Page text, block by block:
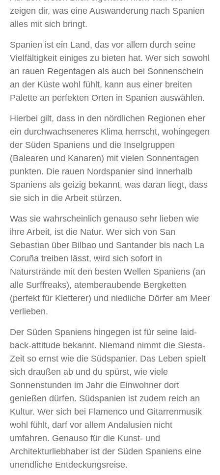
zeigen dir, was eine Auswanderung nach Spanien
alles mit sich bringt.
Spanien ist ein Land, das vor allem durch seine
Vielfältigkeit einiges zu bieten hat. Wer sich sowohl
an rauen Regentagen als auch bei Sonnenschein
an der Küste wohl fühlt, kann aus einer breiten
Palette an perfekten Orten in Spanien auswählen.
Hierbei gilt, dass in den nördlichen Regionen eher
ein durchwachseneres Klima herrscht, wohingegen
der Süden Spaniens und die Inselgruppen
(Balearen und Kanaren) mit vielen Sonnentagen
punkten. Die rauen Nordspanier sind innerhalb
Spaniens als geizig bekannt, was daran liegt, dass
sie sich in die Arbeit stürzen.
Was sie wahrscheinlich genauso sehr lieben wie
ihre Arbeit, ist die Natur. Wer sich von San
Sebastian über Bilbao und Santander bis nach La
Coruña treiben lässt, wird sich sofort in
Naturstrände mit den besten Wellen Spaniens (an
alle Surffreaks), atemberaubende Bergketten
(perfekt für Kletterer) und niedliche Dörfer am Meer
verlieben.
Der Süden Spaniens hingegen ist für seine laid-
back-attitude bekannt. Niemand nimmt die Siesta-
Zeit so ernst wie die Südspanier. Das Leben spielt
sich draußen ab und du spürst, wie viele
Sonnenstunden im Jahr die Einwohner dort
genießen dürfen. Südspanien ist zudem reich an
Kultur. Wer sich bei Flamenco und Gitarrenmusik
wohl fühlt, darf vor allem Andalusien nicht
umfahren. Genauso für die Kunst- und
Architekturliebhaber ist der Süden Spaniens eine
unendliche Entdeckungsreise.